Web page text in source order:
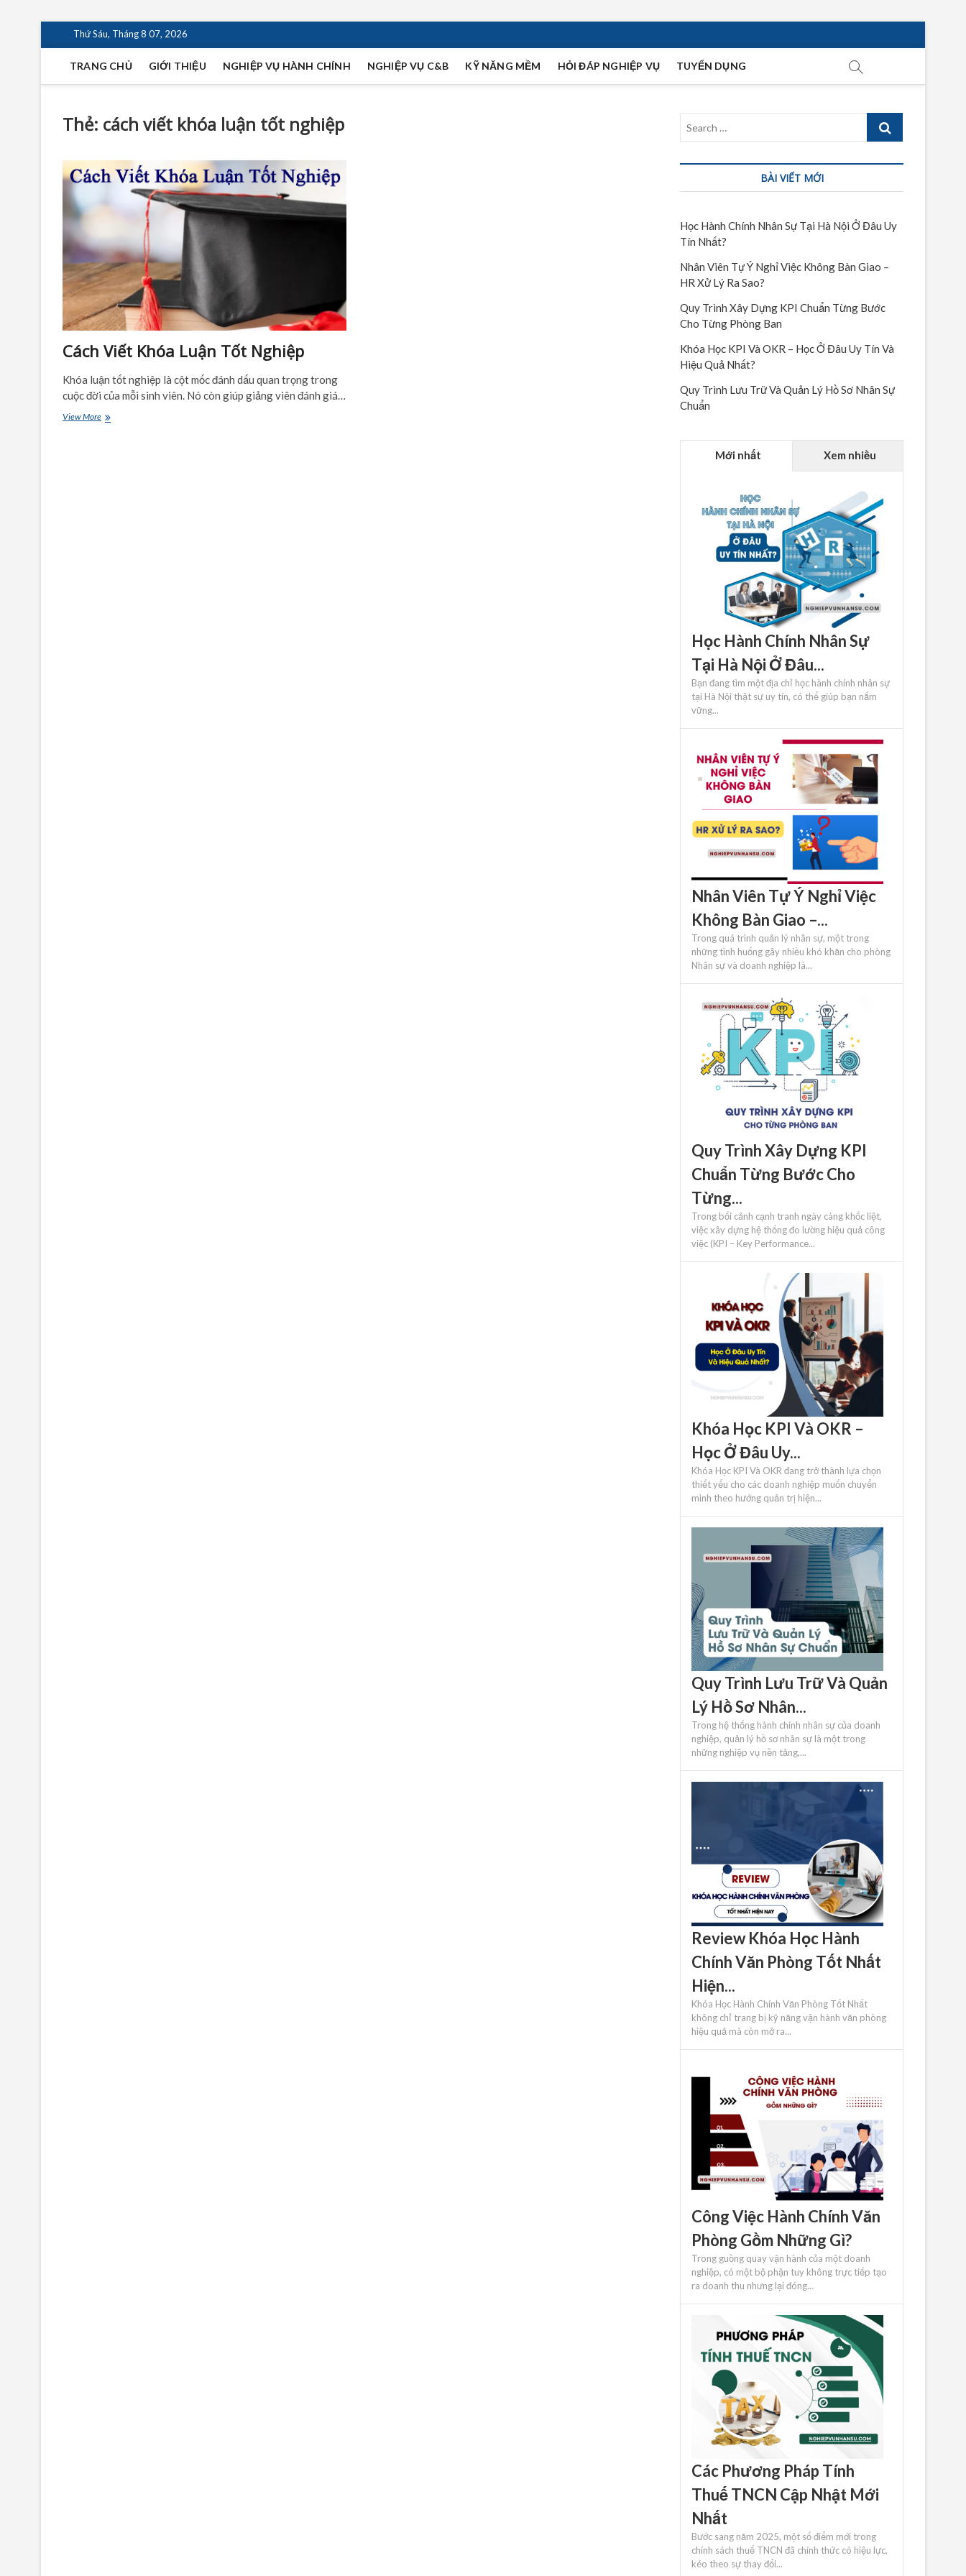
content
Thứ Sáu, Tháng 8 07, 2026
TRANG CHỦ GIỚI THIỆU NGHIỆP VỤ HÀNH CHÍNH NGHIỆP VỤ C&B KỸ NĂNG MỀM HỎI ĐÁP NGHIỆP VỤ TUYỂN DỤNG
Thẻ: cách viết khóa luận tốt nghiệp
Cách Viết Khóa Luận Tốt Nghiệp
Khóa luận tốt nghiệp là cột mốc đánh dấu quan trọng trong
cuộc đời của mỗi sinh viên. Nó còn giúp giảng viên đánh giá…
View MoreCách
Search
BÀI VIẾT MỚI
Học Hành Chính Nhân Sự Tại Hà Nội Ở Đâu Uy
Tín Nhất?
Nhân Viên Tự Ý Nghỉ Việc Không Bàn Giao –
HR Xử Lý Ra Sao?
Quy Trình Xây Dựng KPI Chuẩn Từng Bước
Cho Từng Phòng Ban
Khóa Học KPI Và OKR – Học Ở Đâu Uy Tín Và
Hiệu Quả Nhất?
Quy Trình Lưu Trữ Và Quản Lý Hồ Sơ Nhân Sự
Chuẩn
Mới nhất Xem nhiều
Học Hành Chính Nhân Sự
Tại Hà Nội Ở Đâu...
Bạn đang tìm một địa chỉ học hành chính nhân sự
tại Hà Nội thật sự uy tín, có thể giúp bạn nắm
vững...
Nhân Viên Tự Ý Nghỉ Việc
Không Bàn Giao –...
Trong quá trình quản lý nhân sự, một trong
những tình huống gây nhiều khó khăn cho phòng
Nhân sự và doanh nghiệp là...
Quy Trình Xây Dựng KPI
Chuẩn Từng Bước Cho
Từng...
Trong bối cảnh cạnh tranh ngày càng khốc liệt,
việc xây dựng hệ thống đo lường hiệu quả công
việc (KPI – Key Performance...
Khóa Học KPI Và OKR –
Học Ở Đâu Uy...
Khóa Học KPI Và OKR đang trở thành lựa chọn
thiết yếu cho các doanh nghiệp muốn chuyển
mình theo hướng quản trị hiện...
Quy Trình Lưu Trữ Và Quản
Lý Hồ Sơ Nhân...
Trong hệ thống hành chính nhân sự của doanh
nghiệp, quản lý hồ sơ nhân sự là một trong
những nghiệp vụ nền tảng,...
Review Khóa Học Hành
Chính Văn Phòng Tốt Nhất
Hiện...
Khóa Học Hành Chính Văn Phòng Tốt Nhất
không chỉ trang bị kỹ năng vận hành văn phòng
hiệu quả mà còn mở ra...
Công Việc Hành Chính Văn
Phòng Gồm Những Gì?
Trong guồng quay vận hành của một doanh
nghiệp, có một bộ phận tuy không trực tiếp tạo
ra doanh thu nhưng lại đóng...
Các Phương Pháp Tính
Thuế TNCN Cập Nhật Mới
Nhất
Bước sang năm 2025, một số điểm mới trong
chính sách thuế TNCN đã chính thức có hiệu lực,
kéo theo sự thay đổi...